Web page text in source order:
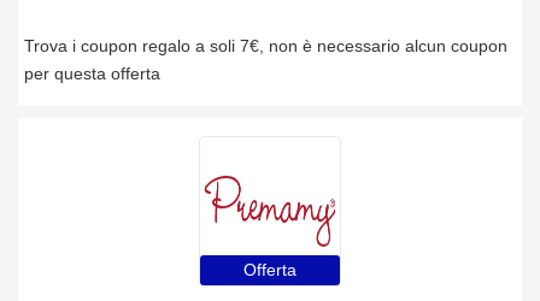
Trova i coupon regalo a soli 7€, non è necessario alcun coupon
per questa offerta
Offerta